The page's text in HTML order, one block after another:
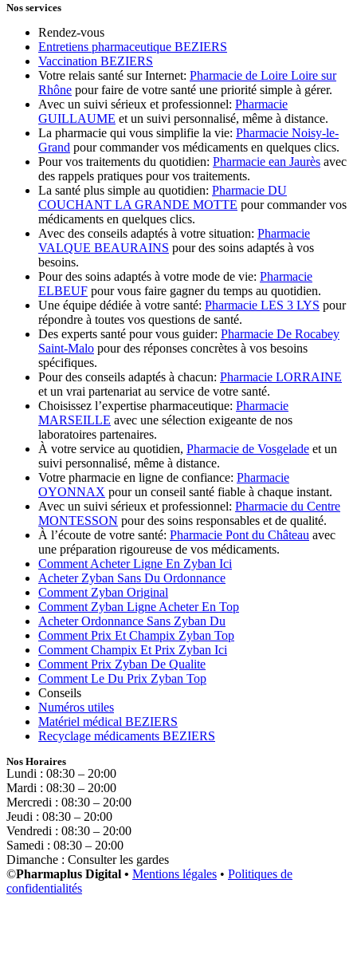
Nos services
Rendez-vous
Entretiens pharmaceutique BEZIERS
Vaccination BEZIERS
Votre relais santé sur Internet: Pharmacie de Loire Loire sur
Rhône pour faire de votre santé une priorité simple à gérer.
Avec un suivi sérieux et professionnel: Pharmacie
GUILLAUME et un suivi personnalisé, même à distance.
La pharmacie qui vous simplifie la vie: Pharmacie Noisy-le-
Grand pour commander vos médicaments en quelques clics.
Pour vos traitements du quotidien: Pharmacie ean Jaurès avec
des rappels pratiques pour vos traitements.
La santé plus simple au quotidien: Pharmacie DU
COUCHANT LA GRANDE MOTTE pour commander vos
médicaments en quelques clics.
Avec des conseils adaptés à votre situation: Pharmacie
VALQUE BEAURAINS pour des soins adaptés à vos
besoins.
Pour des soins adaptés à votre mode de vie: Pharmacie
ELBEUF pour vous faire gagner du temps au quotidien.
Une équipe dédiée à votre santé: Pharmacie LES 3 LYS pour
répondre à toutes vos questions de santé.
Des experts santé pour vous guider: Pharmacie De Rocabey
Saint-Malo pour des réponses concrètes à vos besoins
spécifiques.
Pour des conseils adaptés à chacun: Pharmacie LORRAINE
et un vrai partenariat au service de votre santé.
Choisissez l’expertise pharmaceutique: Pharmacie
MARSEILLE avec une sélection exigeante de nos
laboratoires partenaires.
À votre service au quotidien, Pharmacie de Vosgelade et un
suivi personnalisé, même à distance.
Votre pharmacie en ligne de confiance: Pharmacie
OYONNAX pour un conseil santé fiable à chaque instant.
Avec un suivi sérieux et professionnel: Pharmacie du Centre
MONTESSON pour des soins responsables et de qualité.
À l’écoute de votre santé: Pharmacie Pont du Château avec
une préparation rigoureuse de vos médicaments.
Comment Acheter Ligne En Zyban Ici
Acheter Zyban Sans Du Ordonnance
Comment Zyban Original
Comment Zyban Ligne Acheter En Top
Acheter Ordonnance Sans Zyban Du
Comment Prix Et Champix Zyban Top
Comment Champix Et Prix Zyban Ici
Comment Prix Zyban De Qualite
Comment Le Du Prix Zyban Top
Conseils
Numéros utiles
Matériel médical BEZIERS
Recyclage médicaments BEZIERS
Nos Horaires
Lundi : 08:30 – 20:00
Mardi : 08:30 – 20:00
Mercredi : 08:30 – 20:00
Jeudi : 08:30 – 20:00
Vendredi : 08:30 – 20:00
Samedi : 08:30 – 20:00
Dimanche : Consulter les gardes
©Pharmaplus Digital • Mentions légales • Politiques de
confidentialités